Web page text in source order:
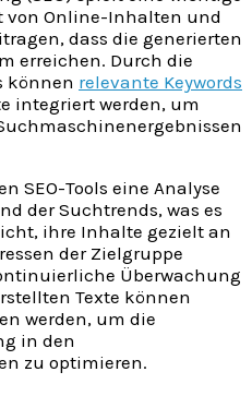
von Online-Inhalten und
dass die generierten
erreichen. Durch die
können relevante Keywords
integriert werden, um
SEO-Tools eine Analyse
der Suchtrends, was es
ihre Inhalte gezielt an
der Zielgruppe
Überwachung
Texte können
werden, um die
in den
zu optimieren.